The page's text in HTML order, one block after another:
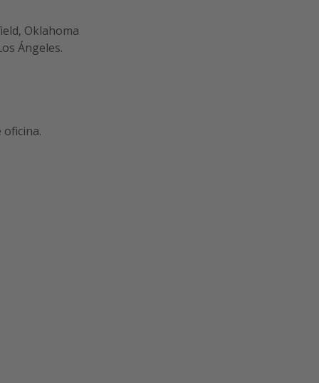
Oklahoma
Ángeles.